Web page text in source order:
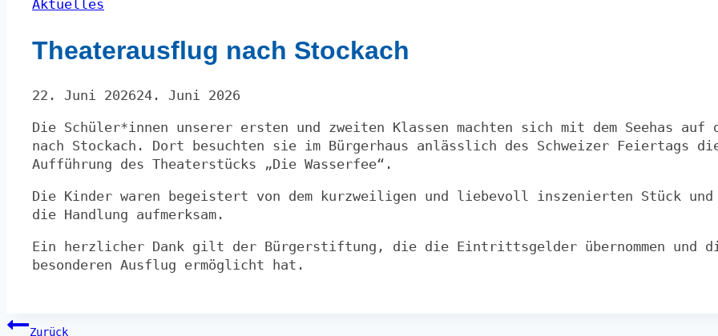
Aktuelles
Theaterausflug nach Stockach
22. Juni 202624. Juni 2026
Die Schüler*innen unserer ersten und zweiten Klassen machten sich mit dem Seehas auf
nach Stockach. Dort besuchten sie im Bürgerhaus anlässlich des Schweizer Feiertags
Aufführung des Theaterstücks „Die Wasserfee“.
Die Kinder waren begeistert von dem kurzweiligen und liebevoll inszenierten Stück
die Handlung aufmerksam.
Ein herzlicher Dank gilt der Bürgerstiftung, die die Eintrittsgelder übernommen und
besonderen Ausflug ermöglicht hat.
Beitragsnavigation
Zurück